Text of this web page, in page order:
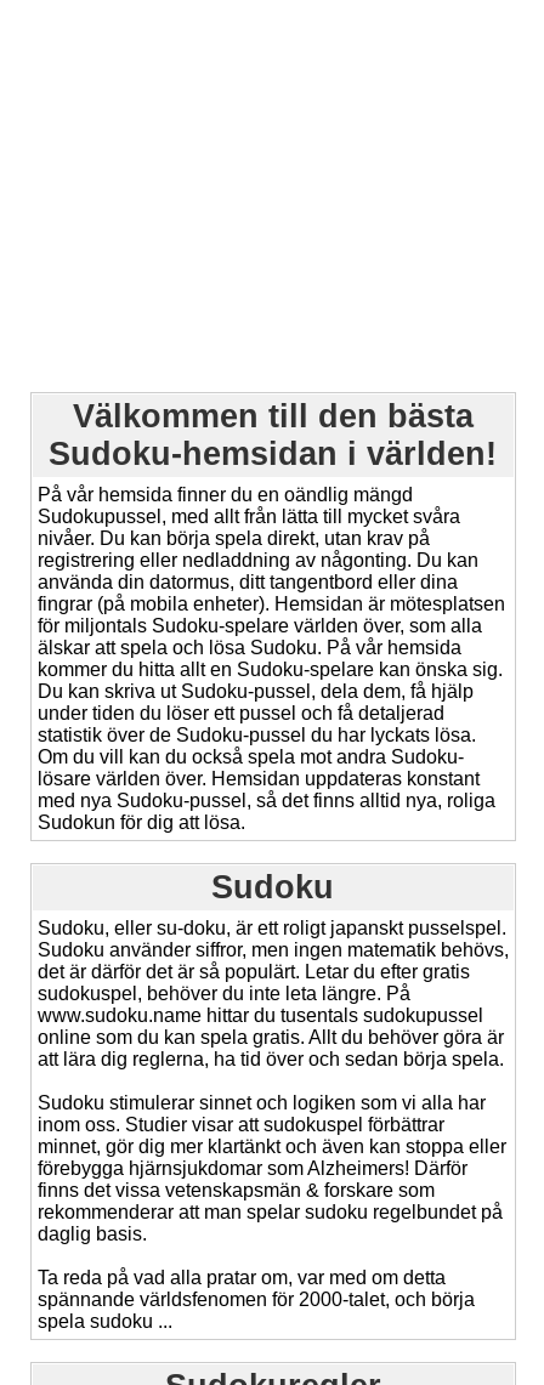
Välkommen till den bästa
Sudoku-hemsidan i världen!
På vår hemsida finner du en oändlig mängd
Sudokupussel, med allt från lätta till mycket svåra
nivåer. Du kan börja spela direkt, utan krav på
registrering eller nedladdning av någonting. Du kan
använda din datormus, ditt tangentbord eller dina
fingrar (på mobila enheter). Hemsidan är mötesplatsen
för miljontals Sudoku-spelare världen över, som alla
älskar att spela och lösa Sudoku. På vår hemsida
kommer du hitta allt en Sudoku-spelare kan önska sig.
Du kan skriva ut Sudoku-pussel, dela dem, få hjälp
under tiden du löser ett pussel och få detaljerad
statistik över de Sudoku-pussel du har lyckats lösa.
Om du vill kan du också spela mot andra Sudoku-
lösare världen över. Hemsidan uppdateras konstant
med nya Sudoku-pussel, så det finns alltid nya, roliga
Sudokun för dig att lösa.
Sudoku
Sudoku, eller su-doku, är ett roligt japanskt pusselspel.
Sudoku använder siffror, men ingen matematik behövs,
det är därför det är så populärt. Letar du efter gratis
sudokuspel, behöver du inte leta längre. På
www.sudoku.name hittar du tusentals sudokupussel
online som du kan spela gratis. Allt du behöver göra är
att lära dig reglerna, ha tid över och sedan börja spela.
Sudoku stimulerar sinnet och logiken som vi alla har
inom oss. Studier visar att sudokuspel förbättrar
minnet, gör dig mer klartänkt och även kan stoppa eller
förebygga hjärnsjukdomar som Alzheimers! Därför
finns det vissa vetenskapsmän & forskare som
rekommenderar att man spelar sudoku regelbundet på
daglig basis.
Ta reda på vad alla pratar om, var med om detta
spännande världsfenomen för 2000-talet, och börja
spela sudoku ...